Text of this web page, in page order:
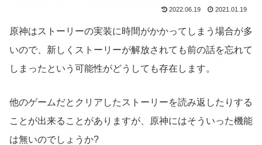
2022.06.19 2021.01.19
原神はストーリーの実装に時間がかかってしまう場合が多
いので、新しくストーリーが解放されても前の話を忘れて
しまったという可能性がどうしても存在します。
他のゲームだとクリアしたストーリーを読み返したりする
ことが出来ることがありますが、原神にはそういった機能
は無いのでしょうか?